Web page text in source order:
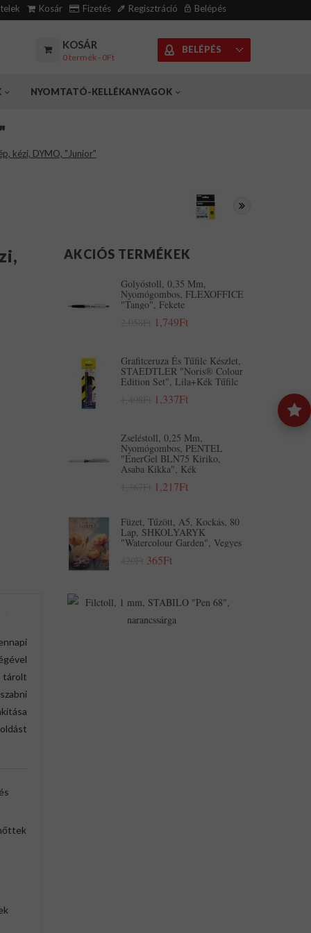
Kosár Fizetés Regisztráció Belépés
KOSÁR
0 termék - 0Ft
BELÉPÉS
NYOMTATÓ-KELLÉKANYAGOK
kézi, DYMO, "Junior"
tárolt
AKCIÓS TERMÉKEK
Golyóstoll, 0,35 Mm,
Nyomógombos, FLEXOFFICE
"Tango", Fekete
1,749Ft
Grafitceruza És Tűfilc Készlet,
STAEDTLER "Noris® Colour
Edition Set", Lila+kék Tűfilc
1,337Ft
Zseléstoll, 0,25 Mm,
Nyomógombos, PENTEL
"EnerGel BLN75 Kiriko,
Asaba Kikka", Kék
1,217Ft
Füzet, Tűzött, A5, Kockás, 80
Lap, SHKOLYARYK
"Watercolour Garden", Vegyes
365Ft